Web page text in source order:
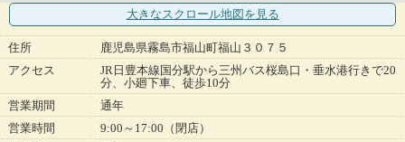
大きなスクロール地図 を見る
住所
鹿児島県霧島市福山町福山３０７５
アクセス
JR日豊本線国分駅から三州バス桜島口・垂水港行きで20
分、小廻下車、徒歩10分
営業期間
通年
営業時間
9:00～17:00（閉店）